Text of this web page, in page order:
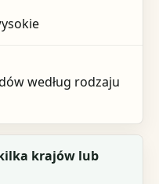
według rodzaju
krajów lub